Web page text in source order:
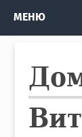
МЕНЮ